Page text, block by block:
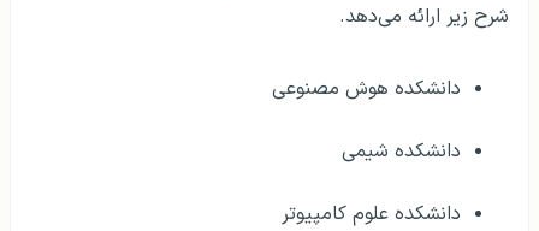
شرح زیر ارائه می‌دهد.
دانشکده هوش مصنوعی
دانشکده شیمی
دانشکده علوم کامپیوتر